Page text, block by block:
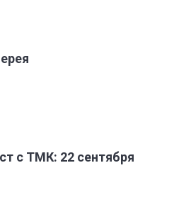
с ТМК: 22 сентября